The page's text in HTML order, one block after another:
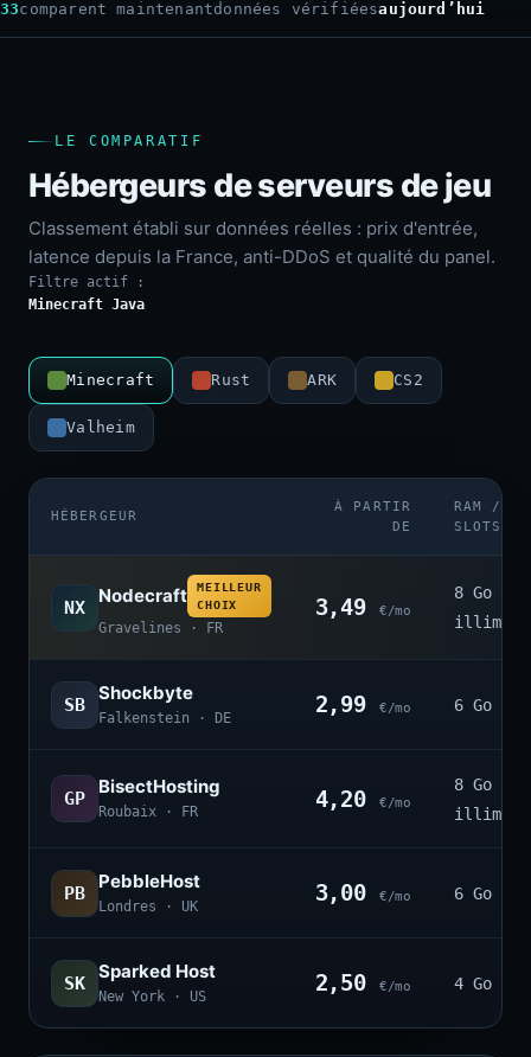
33comparent maintenantdonnées vérifiéesaujourd’hui
LE COMPARATIF
Hébergeurs de serveurs de jeu
Classement établi sur données réelles : prix d'entrée,
latence depuis la France, anti-DDoS et qualité du panel.
Filtre actif :
Minecraft Java
Minecraft Rust ARK CS2
Valheim
HÉBERGEUR
À PARTIR
DE
RAM /
SLOTS
NX
Nodecraft
MEILLEUR
CHOIX
Gravelines · FR
3,49 €/mo
8 Go ·
SB
Shockbyte
Falkenstein · DE
2,99 €/mo 6 Go ·
GP
BisectHosting
Roubaix · FR 4,20 €/mo
8 Go ·
PB
PebbleHost
Londres · UK
3,00 €/mo 6 Go ·
SK
Sparked Host
New York · US
2,50 €/mo 4 Go ·